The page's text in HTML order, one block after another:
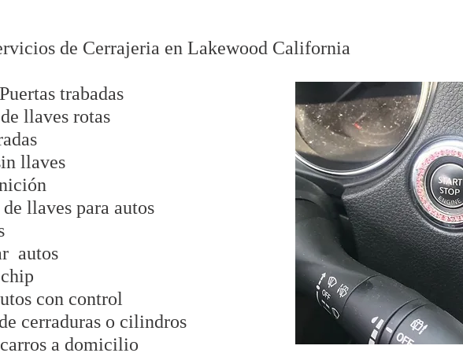
de Cerrajeria en Lakewood California
trabadas
llaves rotas
llaves
llaves para autos
autos
con control
cerraduras o cilindros
a domicilio